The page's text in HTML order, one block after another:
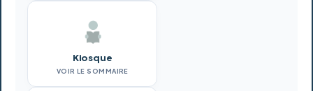
Kiosque
VOIR LE SOMMAIRE